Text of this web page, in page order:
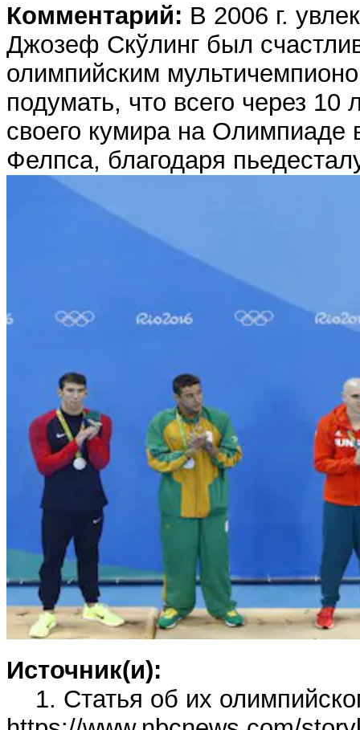
Комментарий: В 2006 г.
Джозеф Скўлинг был
олимпийским
подумать, что всего через 10
своего кумира на Олимпиаде
Фелпса, благодаря
Источник(и):
1. Статья об их